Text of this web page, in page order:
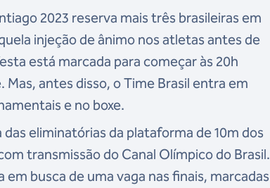
2023 reserva mais três brasileiras em
injeção de ânimo nos atletas antes de
está marcada para começar às 20h
Mas, antes disso, o Time Brasil entra em
e no boxe.
eliminatórias da plataforma de 10m dos
transmissão do Canal Olímpico do Brasil.
busca de uma vaga nas finais, marcadas